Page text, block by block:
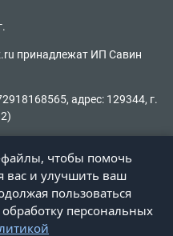
принадлежат ИП Савин
адрес: 129344, г.
файлы, чтобы помочь
вас и улучшить ваш
пользоваться
персональных